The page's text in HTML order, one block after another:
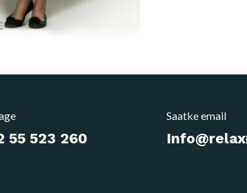
55 523 260
Saatke email